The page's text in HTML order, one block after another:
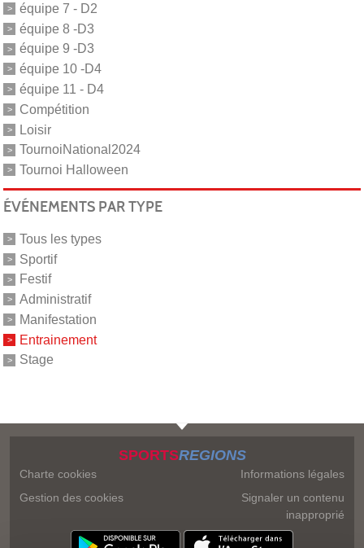
équipe 7 - D2
équipe 8 -D3
équipe 9 -D3
équipe 10 -D4
équipe 11 - D4
Compétition
Loisir
TournoiNational2024
Tournoi Halloween
ÉVÉNEMENTS PAR TYPE
Tous les types
Sportif
Festif
Administratif
Manifestation
Entrainement
Stage
SPORTSREGIONS
Charte cookies
Gestion des cookies
Informations légales
Signaler un contenu
inapproprié